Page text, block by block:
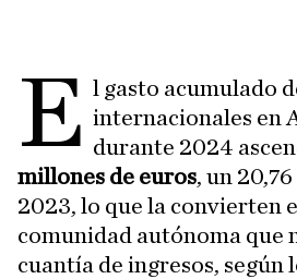
E l gasto acumulado
internacionales en
durante 2024
millones de euros, un
2023, lo que la convierten
comunidad autónoma que
cuantía de ingresos, según